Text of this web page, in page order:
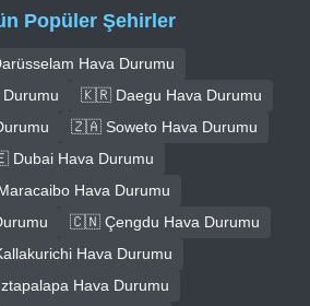
Popüler Şehirler
Hava Durumu
🇰🇷 Daegu Hava Durumu
🇿🇦 Soweto Hava Durumu
Hava Durumu
Hava Durumu
🇨🇳 Çengdu Hava Durumu
Hava Durumu
Hava Durumu